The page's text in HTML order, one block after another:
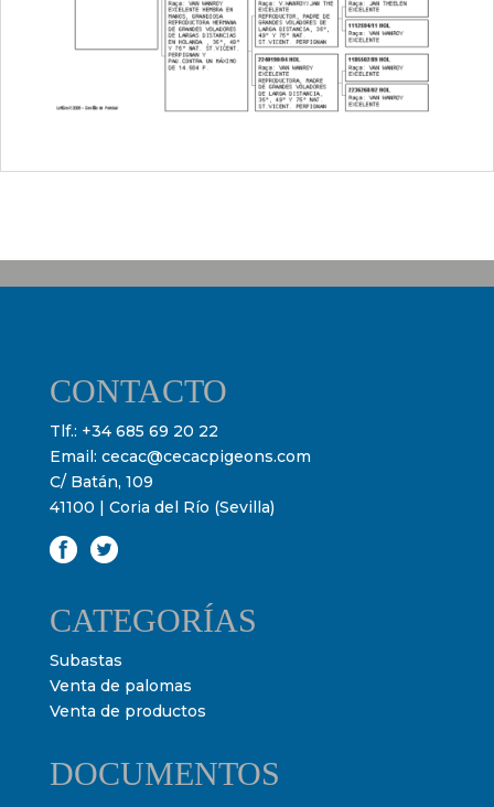
CONTACTO
Tlf.: +34 685 69 20 22
Email: cecac@cecacpigeons.com
C/ Batán, 109
41100 | Coria del Río (Sevilla)
CATEGORÍAS
Subastas
Venta de palomas
Venta de productos
DOCUMENTOS